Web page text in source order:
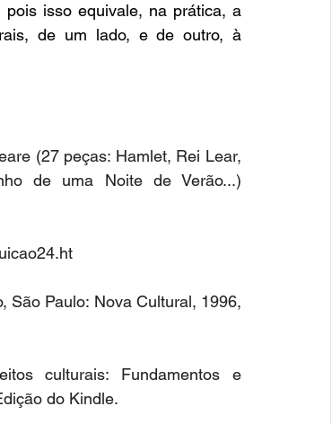
isso equivale, na prática, a
de um lado, e de outro, à
(27 peças: Hamlet, Rei Lear,
de uma Noite de Verão...)
São Paulo: Nova Cultural, 1996,
culturais: Fundamentos e
do Kindle.